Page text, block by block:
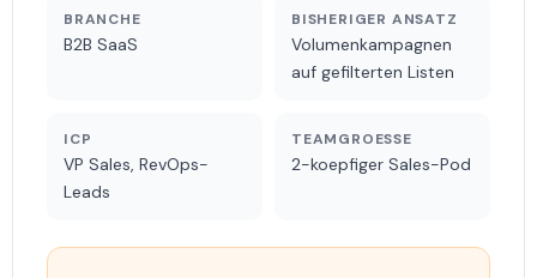
BRANCHE
B2B SaaS
BISHERIGER ANSATZ
Volumenkampagnen
auf gefilterten Listen
ICP
VP Sales, RevOps-
Leads
TEAMGROESSE
2-koepfiger Sales-Pod